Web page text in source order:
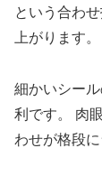
という合わ
上がります。
細かいシー
利です。 肉
わせが格段に